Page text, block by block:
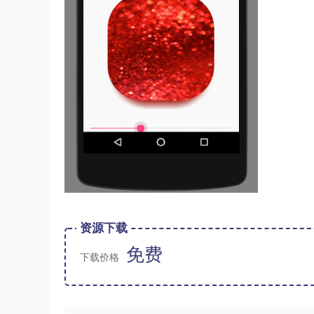
资源下载
下载价格 免费